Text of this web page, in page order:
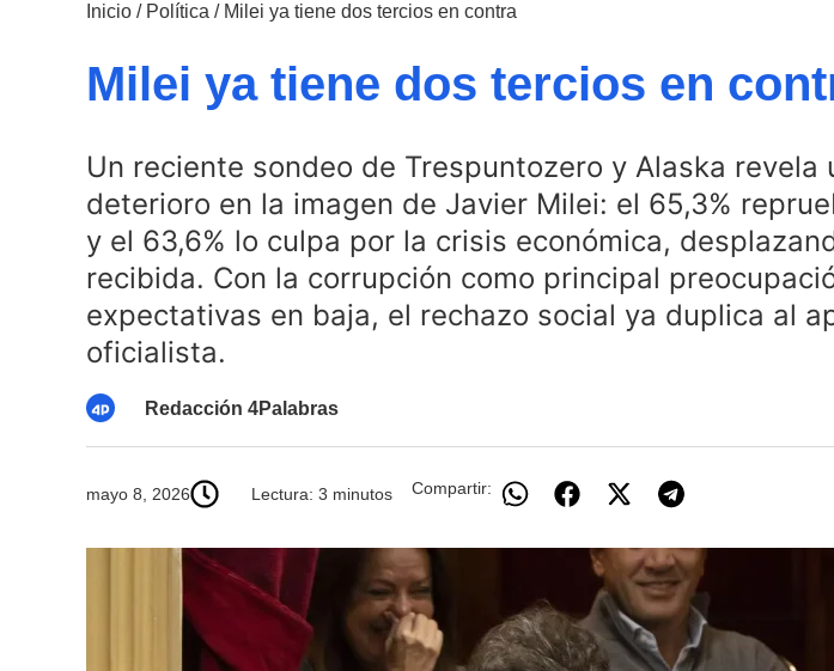
Inicio / Política / Milei ya tiene dos tercios en contra
Milei ya tiene dos tercios en
Un reciente sondeo de Trespuntozero y Alaska revela
deterioro en la imagen de Javier Milei: el 65,3%
y el 63,6% lo culpa por la crisis económica,
recibida. Con la corrupción como principal
expectativas en baja, el rechazo social ya duplica al
oficialista.
Redacción 4Palabras
mayo 8, 2026 Lectura: 3 minutos Compartir: